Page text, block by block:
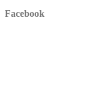
Facebook